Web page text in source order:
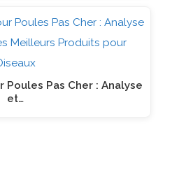
Poules Pas Cher : Analyse
et…